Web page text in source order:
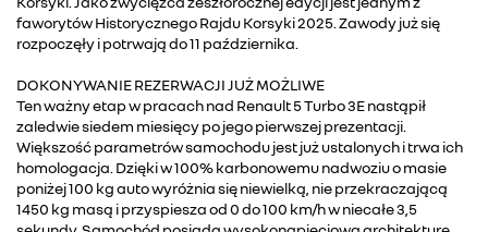
faworytów Historycznego Rajdu Korsyki 2025. Zawody już się
rozpoczęły i potrwają do 11 października.
DOKONYWANIE REZERWACJI JUŻ MOŻLIWE
Ten ważny etap w pracach nad Renault 5 Turbo 3E nastąpił
zaledwie siedem miesięcy po jego pierwszej prezentacji.
Większość parametrów samochodu jest już ustalonych i trwa ich
homologacja. Dzięki w 100% karbonowemu nadwoziu o masie
poniżej 100 kg auto wyróżnia się niewielką, nie przekraczającą
1450 kg masą i przyspiesza od 0 do 100 km/h w niecałe 3,5